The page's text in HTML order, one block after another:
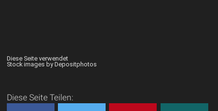
Diese Seite verwendet
Stock images by Depositphotos
Diese Seite Teilen: